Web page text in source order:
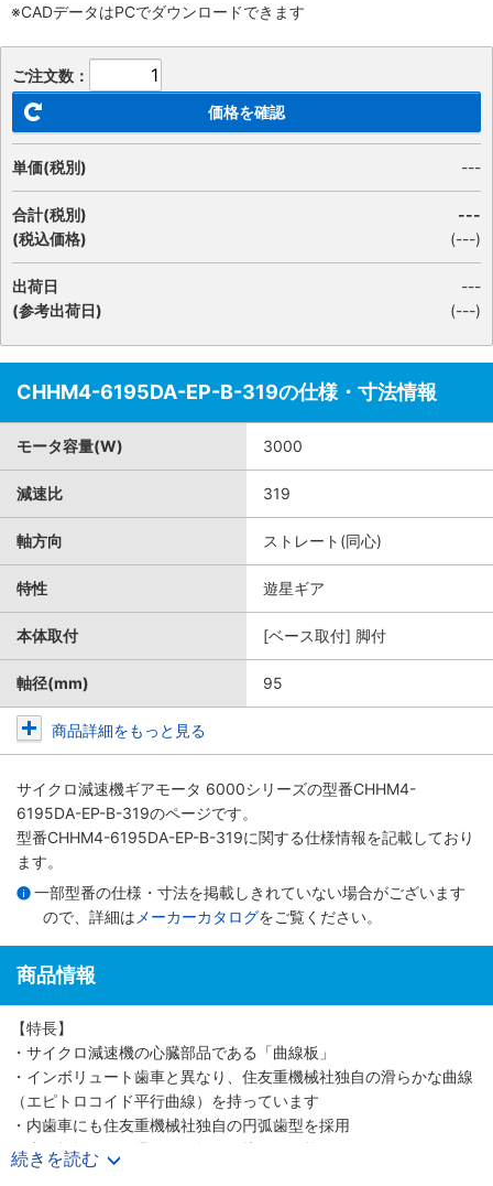
※CADデータはPCでダウンロードできます
ご注文数：
価格を確認
単価(税別) ---
合計(税別)
(税込価格)
---
(---)
出荷日
(参考出荷日)
---
(---)
CHHM4-6195DA-EP-B-319の仕様・寸法情報
モータ容量(W) 3000
減速比 319
軸方向 ストレート(同心)
特性 遊星ギア
本体取付 [ベース取付] 脚付
軸径(mm) 95
商品詳細をもっと見る
サイクロ減速機ギアモータ 6000シリーズの型番CHHM4-
6195DA-EP-B-319のページです。
型番CHHM4-6195DA-EP-B-319に関する仕様情報を記載しており
ます。
一部型番の仕様・寸法を掲載しきれていない場合がございます
ので、詳細は メーカーカタログをご覧ください。
商品情報
【特長】
・サイクロ減速機の心臓部品である「曲線板」
・インボリュート歯車と異なり、住友重機械社独自の滑らかな曲線
（エピトロコイド平行曲線）を持っています
・内歯車にも住友重機械社独自の円弧歯型を採用
・歯の折損がない滑らかな転がり接触を可能にしました
・少ない減速段数で高い減速比を得ること、つまり高効率と高減速
続きを読む